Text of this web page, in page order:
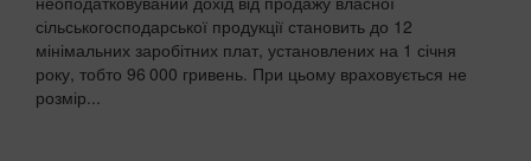
сільськогосподарської продукції становить до 12
мінімальних заробітних плат, установлених на 1 січня
року, тобто 96 000 гривень. При цьому враховується не
розмір...